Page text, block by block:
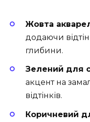
Жовта
додаючи
глибини.
Зелений для
акцент на
відтінків.
Коричневий